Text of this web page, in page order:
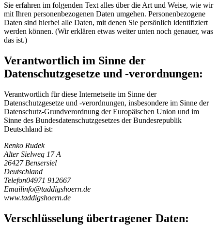
Sie erfahren im folgenden Text alles über die Art und Weise, wie wir
mit Ihren personenbezogenen Daten umgehen. Personenbezogene
Daten sind hierbei alle Daten, mit denen Sie persönlich identifiziert
werden können. (Wir erklären etwas weiter unten noch genauer, was
das ist.)
Verantwortlich im Sinne der
Datenschutzgesetze und -verordnungen:
Verantwortlich für diese Internetseite im Sinne der
Datenschutzgesetze und -verordnungen, insbesondere im Sinne der
Datenschutz-Grundverordnung der Europäischen Union und im
Sinne des Bundesdatenschutzgesetzes der Bundesrepublik
Deutschland ist:
Renko Rudek
Alter Sielweg 17 A
26427 Bensersiel
Deutschland
Telefon04971 912667
Emailinfo@taddigshoern.de
www.taddigshoern.de
Verschlüsselung übertragener Daten: